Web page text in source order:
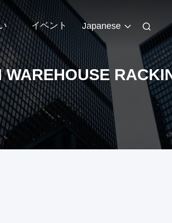
イベント Japanese
WAREHOUSE